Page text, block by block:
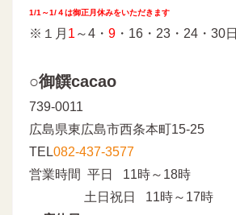
1/1～1/４は御正月休みをいただきます
※１月 1 ～4・ 9 ・16・23・24・30日
○御饌cacao
739-0011
広島県東広島市西条本町15-25
TEL082-437-3577
営業時間 平日 11時～18時
土日祝日 11時～17時